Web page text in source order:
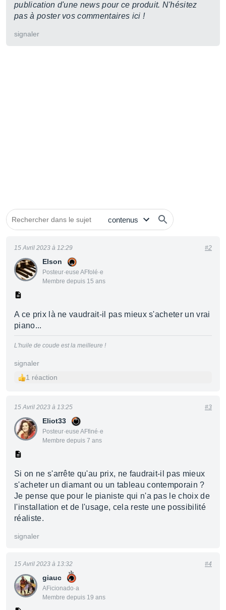
publication d'une news pour ce produit. N'hésitez
pas à poster vos commentaires ici !
signaler
Elson
Posteur·euse AFfolé·e
Membre depuis 15 ans
15 Avril 2023 à 12:29 #2
A ce prix là ne vaudrait-il pas mieux s'acheter un vrai
piano...
L'huile de coude est la meilleure !
signaler
1 réaction
Eliot33
Posteur·euse AFfiné·e
Membre depuis 7 ans
15 Avril 2023 à 13:25 #3
Si on ne s'arrête qu'au prix, ne faudrait-il pas mieux
s'acheter un diamant ou un tableau contemporain ?
Je pense que pour le pianiste qui n'a pas le choix de
l'installation et de l'usage, cela reste une possibilité
réaliste.
signaler
giauc
AFicionado·a
Membre depuis 19 ans
15 Avril 2023 à 13:32 #4